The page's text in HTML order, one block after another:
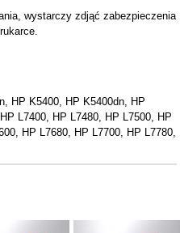
wystarczy zdjąć zabezpieczenia
HP K5400, HP K5400dn, HP
L7400, HP L7480, HP L7500, HP
HP L7680, HP L7700, HP L7780,